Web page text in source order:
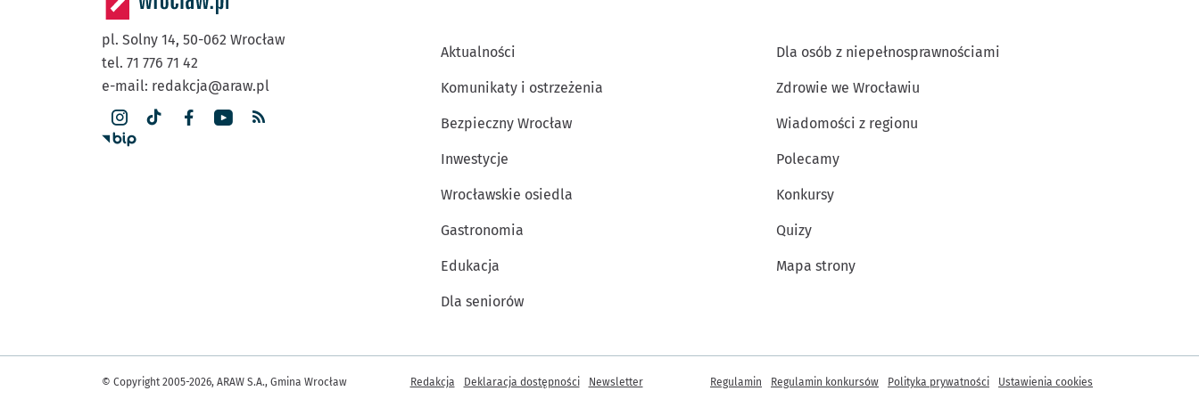
pl. Solny 14, 50-062 Wrocław
tel. 71 776 71 42
e-mail: redakcja@araw.pl
Aktualności
Komunikaty i ostrzeżenia
Bezpieczny Wrocław
Inwestycje
Wrocławskie osiedla
Gastronomia
Edukacja
Dla seniorów
Dla osób z niepełnosprawnościami
Zdrowie we Wrocławiu
Wiadomości z regionu
Polecamy
Konkursy
Quizy
Mapa strony
© Copyright 2005-2026, ARAW S.A., Gmina Wrocław Inne informacje
Redakcja Deklaracja dostępności Newsletter Regulamin Regulamin konkursów Polityka prywatności Ustawienia cookies